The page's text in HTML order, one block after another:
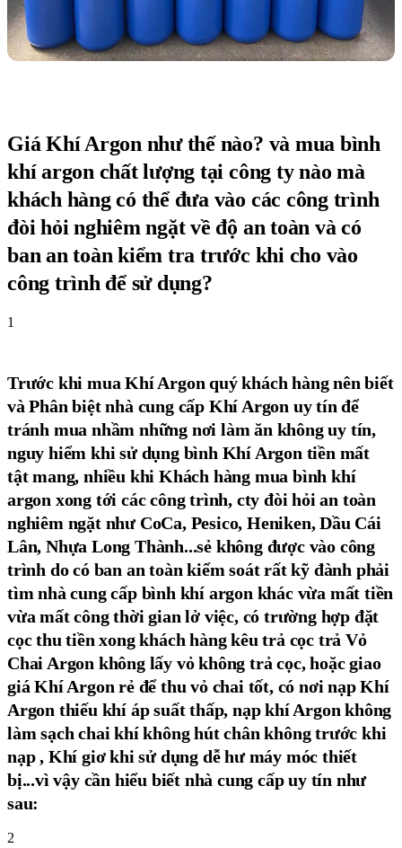
Giá Khí Argon như thế nào? và mua bình
khí argon chất lượng tại công ty nào mà
khách hàng có thể đưa vào các công trình
đòi hỏi nghiêm ngặt về độ an toàn và có
ban an toàn kiểm tra trước khi cho vào
công trình để sử dụng?
1
Trước khi mua Khí Argon quý khách hàng nên biết
và Phân biệt nhà cung cấp Khí Argon uy tín để
tránh mua nhầm những nơi làm ăn không uy tín,
nguy hiểm khi sử dụng bình Khí Argon tiền mất
tật mang, nhiều khi Khách hàng mua bình khí
argon xong tới các công trình, cty đòi hỏi an toàn
nghiêm ngặt như CoCa, Pesico, Heniken, Dầu Cái
Lân, Nhựa Long Thành...sẻ không được vào công
trình do có ban an toàn kiểm soát rất kỹ đành phải
tìm nhà cung cấp bình khí argon khác vừa mất tiền
vừa mất công thời gian lở việc, có trường hợp đặt
cọc thu tiền xong khách hàng kêu trả cọc trả Vỏ
Chai Argon không lấy vỏ không trả cọc, hoặc giao
giá Khí Argon rẻ để thu vỏ chai tốt, có nơi nạp Khí
Argon thiếu khí áp suất thấp, nạp khí Argon không
làm sạch chai khí không hút chân không trước khi
nạp , Khí giơ khi sử dụng dễ hư máy móc thiết
bị...vì vậy cần hiểu biết nhà cung cấp uy tín như
sau:
2